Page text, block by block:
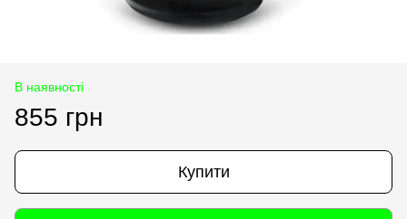
В наявності
855 грн
Купити